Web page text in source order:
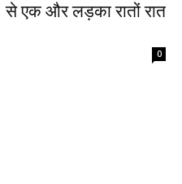
से एक और लड़का रातों रात
0